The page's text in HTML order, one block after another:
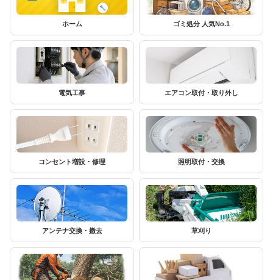
ホーム ゴミ処分 人気No.1
電気工事 エアコン取付・取り外し
コンセント増設・修理 照明取付・交換
アンテナ交換・撤去 草刈り